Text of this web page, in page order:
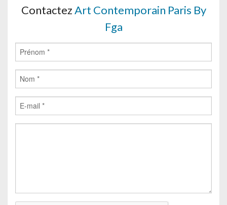
ContactezArt Contemporain Paris By
Fga